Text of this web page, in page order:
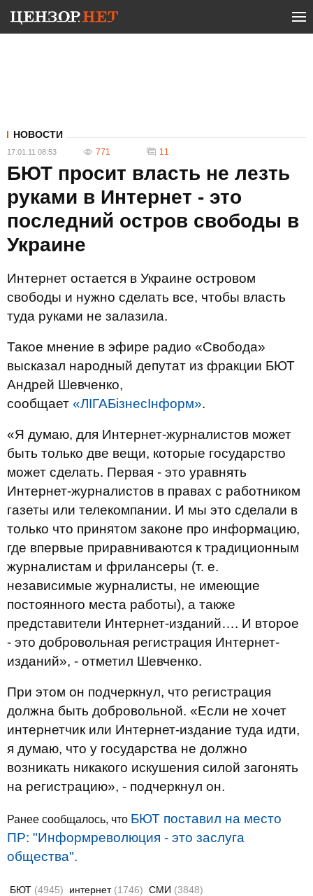
НОВОСТИ
17.01.11 08:53 771 11
БЮТ просит власть не лезть
руками в Интернет - это
последний остров свободы в
Украине
Интернет остается в Украине островом
свободы и нужно сделать все, чтобы власть
туда руками не залазила.
Такое мнение в эфире радио «Свобода»
высказал народный депутат из фракции БЮТ
Андрей Шевченко,
сообщает «ЛІГАБізнесІнформ».
«Я думаю, для Интернет-журналистов может
быть только две вещи, которые государство
может сделать. Первая - это уравнять
Интернет-журналистов в правах с работником
газеты или телекомпании. И мы это сделали в
только что принятом законе про информацию,
где впервые приравниваются к традиционным
журналистам и фрилансеры (т. е.
независимые журналисты, не имеющие
постоянного места работы), а также
представители Интернет-изданий…. И второе
- это добровольная регистрация Интернет-
изданий», - отметил Шевченко.
При этом он подчеркнул, что регистрация
должна быть добровольной. «Если не хочет
интернетчик или Интернет-издание туда идти,
я думаю, что у государства не должно
возникать никакого искушения силой загонять
на регистрацию», - подчеркнул он.
Ранее сообщалось, что БЮТ поставил на место
ПР: "Информреволюция - это заслуга
общества".
БЮТ (4945) интернет (1746) СМИ (3848)